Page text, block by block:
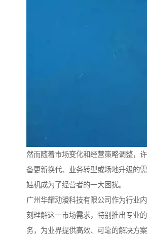
然而随着市场变化和经营策略调整，
备更新换代、业务转型或场地升级的
娃机成为了经营者的一大困扰。
广州华耀动漫科技有限公司作为行业
刻理解这一市场需求，特别推出专业
务，为业界提供高效、可靠的解决方案